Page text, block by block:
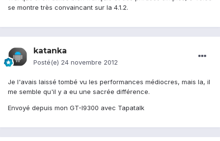
se montre très convaincant sur la 4.1.2.
katanka
Posté(e) 24 novembre 2012
Je l'avais laissé tombé vu les performances médiocres, mais la, il
me semble qu'il y a eu une sacrée différence.
Envoyé depuis mon GT-I9300 avec Tapatalk